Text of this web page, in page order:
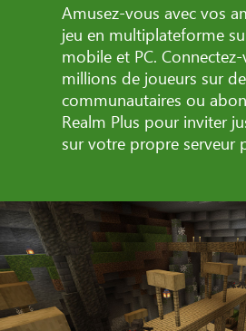
Amusez-vous avec vos
jeu en multiplateforme
mobile et PC.
millions de joueurs sur
communautaires ou
Realm Plus pour inviter
sur votre propre serveur